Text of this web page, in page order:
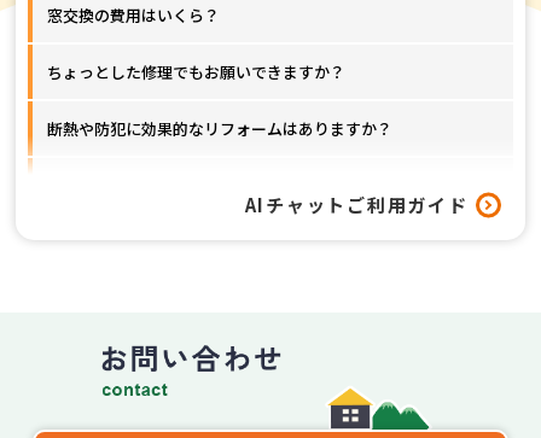
窓交換の費用はいくら？
ちょっとした修理でもお願いできますか？
断熱や防犯に効果的なリフォームはありますか？
AIチャットご利用ガイド